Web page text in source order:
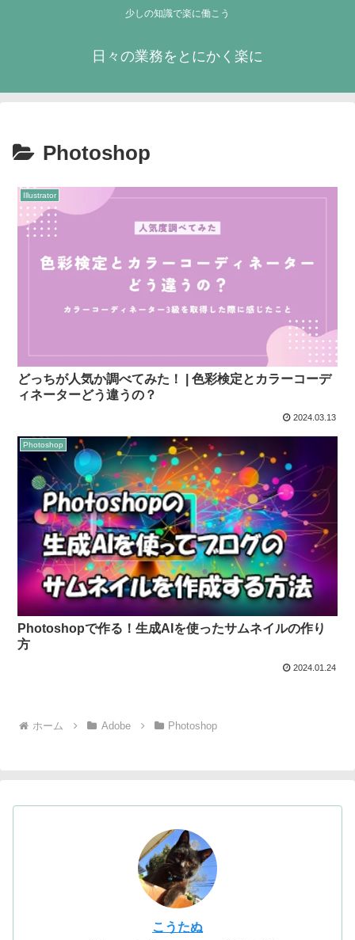
少しの知識で楽に働こう
日々の業務をとにかく楽に
Photoshop
Illustrator
どっちが人気か調べてみた！ | 色彩検定とカラーコーデ
ィネーターどう違うの？
2024.03.13
Photoshop
Photoshopで作る！生成AIを使ったサムネイルの作り
方
2024.01.24
ホーム Adobe Photoshop
こうたぬ